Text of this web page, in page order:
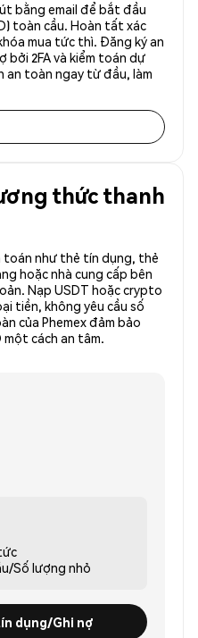
bằng email để bắt đầu
toàn cầu. Hoàn tất xác
mua tức thì. Đăng ký an
bởi 2FA và kiểm toán dự
an toàn ngay từ đầu, làm
thức thanh
toán như thẻ tín dụng, thẻ
hoặc nhà cung cấp bên
Nạp USDT hoặc crypto
tiền, không yêu cầu số
của Phemex đảm bảo
một cách an tâm.
Số lượng nhỏ
dụng/Ghi nợ